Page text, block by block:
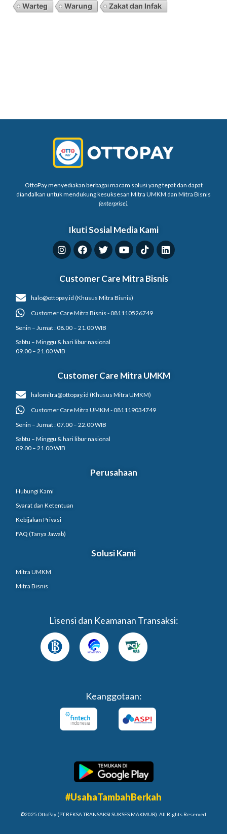
Warteg
Warung Zakat dan Infak
OttoPay menyediakan berbagai macam solusi yang tepat dan dapat
diandalkan untuk mendukung kesuksesan Mitra UMKM dan Mitra Bisnis
(enterprise).
Ikuti Sosial Media Kami
Customer Care Mitra Bisnis
halo@ottopay.id (Khusus Mitra Bisnis)
Customer Care Mitra Bisnis - 081110526749
Senin – Jumat : 08.00 – 21.00 WIB
Sabtu – Minggu & hari libur nasional
09.00 – 21.00 WIB
Customer Care Mitra UMKM
halomitra@ottopay.id (Khusus Mitra UMKM)
Customer Care Mitra UMKM - 081119034749
Senin – Jumat : 07.00 – 22.00 WIB
Sabtu – Minggu & hari libur nasional
09.00 – 21.00 WIB
Perusahaan
Hubungi Kami
Syarat dan Ketentuan
Kebijakan Privasi
FAQ (Tanya Jawab)
Solusi Kami
Mitra UMKM
Mitra Bisnis
Lisensi dan Keamanan Transaksi:
Keanggotaan:
©2025 OttoPay (PT REKSA TRANSAKSI SUKSES MAKMUR). All Rights Reserved
#UsahaTambahBerkah